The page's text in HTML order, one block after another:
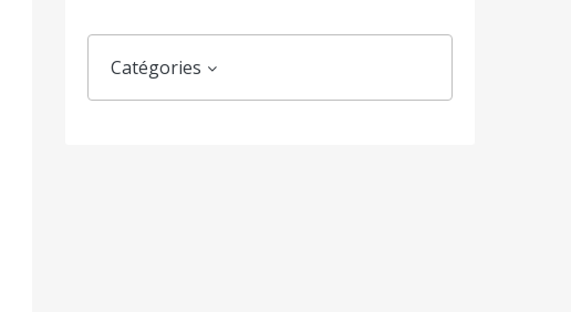
Catégories